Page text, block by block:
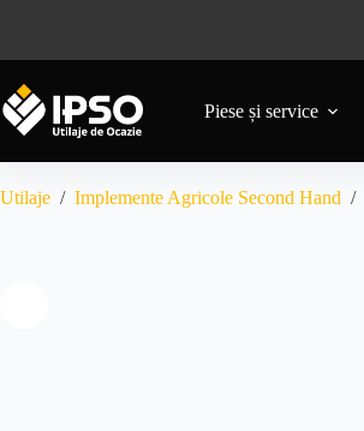
Piese și service
Utilaje / Implemente Agricole Second Hand /